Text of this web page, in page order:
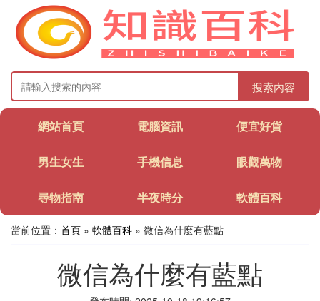
搜索內容
網站首頁 電腦資訊 便宜好貨
男生女生 手機信息 眼觀萬物
尋物指南 半夜時分 軟體百科
當前位置： 首頁 » 軟體百科 » 微信為什麼有藍點
微信為什麼有藍點